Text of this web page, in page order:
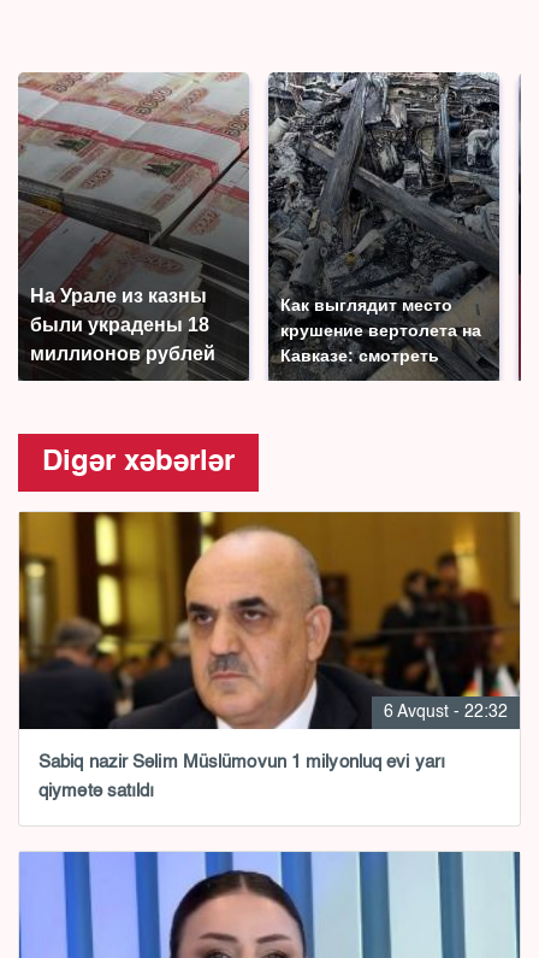
На Урале из казны
были украдены 18
миллионов рублей
Как выглядит место
крушение вертолета на
Кавказе: смотреть
Digər xəbərlər
6 Avqust - 22:32
Sabiq nazir Səlim Müslümovun 1 milyonluq evi yarı
qiymətə satıldı